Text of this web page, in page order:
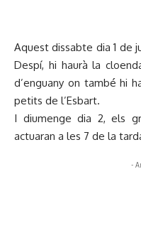
Aquest dissabte dia 1 de
Despí, hi haurà la
d’enguany on també hi
petits de l’Esbart.
I diumenge dia 2, els
actuaran a les 7 de la
-